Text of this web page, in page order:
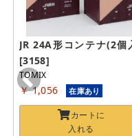
JR 24A形コンテナ(2個
[3158]
TOMIX
￥ 1,056 在庫あり
カートに
入れる